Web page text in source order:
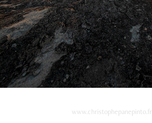
www.christophepanepinto.fr